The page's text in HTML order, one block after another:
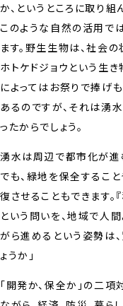
か、というところに取り組
このような自然の活用で
ます。野生生物は、社会
ホトケドジョウという生
によってはお祭りで捧げ
あるのですが、それは湧
ったからでしょう。
湧水は周辺で都市化が進
でも、緑地を保全するこ
復させることもできます
という問いを、地域で人
がら進めるという姿勢は
ょうか」
「開発か、保全か」の二